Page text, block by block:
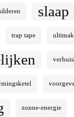
slaap
trap tape
zonne-energie